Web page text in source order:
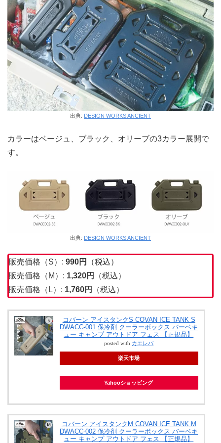
出典: DESIGN WORKS ANCIENT
カラーはベージュ、ブラック、オリーブの3カラー展開で
す。
出典: DESIGN WORKS ANCIENT
販売価格（S）: 990円
（税込）
販売価格（M）: 1,320円
（税込）
販売価格（L）: 1,760円 （税込）
コバーン アイスタンクS COVAN ICE TANK S
DWACC-001 保冷剤 クーラーボックス バーベキ
ュー キャンプ アウトドア フェス 【正規品】
posted with カエレバ
楽天市場
Yahooショッピング
コバーン アイスタンクM COVAN ICE TANK M
DWACC-002 保冷剤 クーラーボックス バーベキ
ュー キャンプ アウトドア フェス 【正規品】